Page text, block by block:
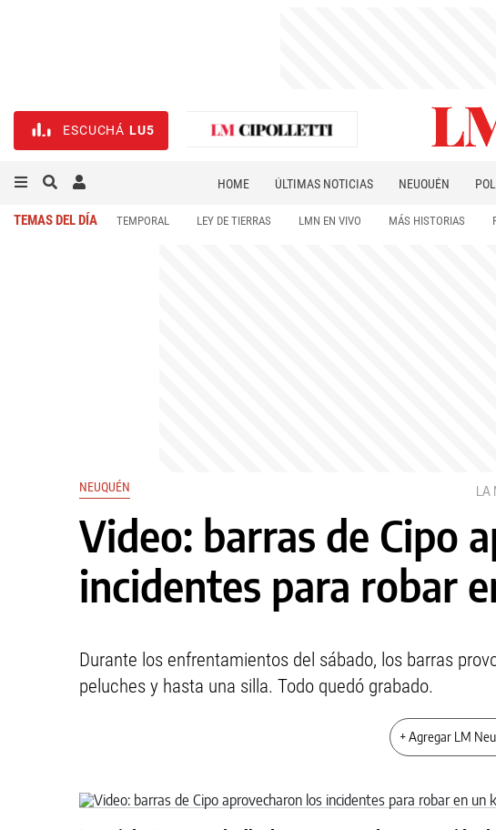
ESCUCHÁ LU5
HOME ÚLTIMAS NOTICIAS NEUQUÉN
TEMAS DEL DÍA TEMPORAL LEY DE TIERRAS LMN EN VIVO MÁS HISTORIAS
NEUQUÉN LA
Video: barras de Cipo
incidentes para robar
Durante los enfrentamientos del sábado, los barras
peluches y hasta una silla. Todo quedó grabado.
+ Agregar LM